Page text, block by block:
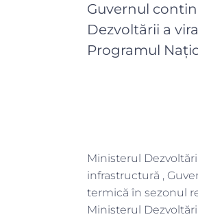
Guvernul
Dezvoltării a
Programul
Ministerul
infrastructură ,
termică în sezonul
Ministerul